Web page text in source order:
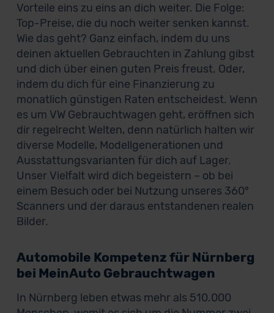
Vorteile eins zu eins an dich weiter. Die Folge:
Top-Preise, die du noch weiter senken kannst.
Wie das geht? Ganz einfach, indem du uns
deinen aktuellen Gebrauchten in Zahlung gibst
und dich über einen guten Preis freust. Oder,
indem du dich für eine Finanzierung zu
monatlich günstigen Raten entscheidest. Wenn
es um VW Gebrauchtwagen geht, eröffnen sich
dir regelrecht Welten, denn natürlich halten wir
diverse Modelle, Modellgenerationen und
Ausstattungsvarianten für dich auf Lager.
Unser Vielfalt wird dich begeistern – ob bei
einem Besuch oder bei Nutzung unseres 360°
Scanners und der daraus entstandenen realen
Bilder.
Automobile Kompetenz für Nürnberg
bei MeinAuto Gebrauchtwagen
In Nürnberg leben etwas mehr als 510.000